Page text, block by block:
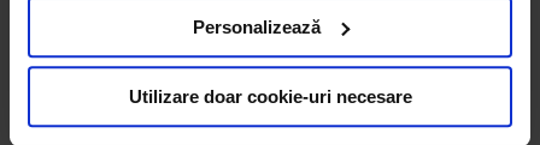
uri terțe). Găsiți în ferestrele Detalii și Despre informații
consimțământul cu privire la acestea.
Personalizează
Utilizare doar cookie-uri necesare